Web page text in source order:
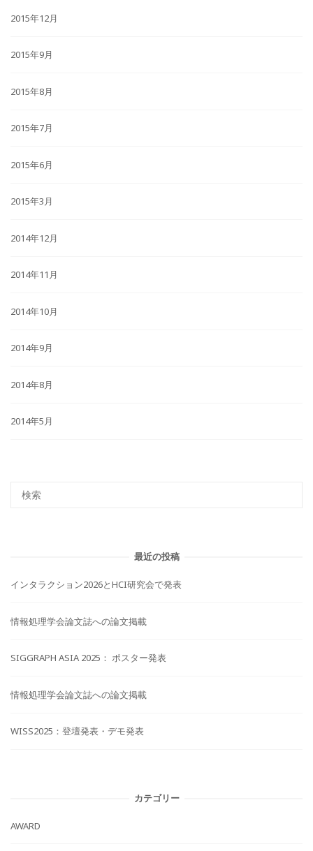
2015年12月
2015年9月
2015年8月
2015年7月
2015年6月
2015年3月
2014年12月
2014年11月
2014年10月
2014年9月
2014年8月
2014年5月
最近の投稿
インタラクション2026とHCI研究会で発表
情報処理学会論文誌への論文掲載
SIGGRAPH ASIA 2025： ポスター発表
情報処理学会論文誌への論文掲載
WISS2025：登壇発表・デモ発表
カテゴリー
AWARD